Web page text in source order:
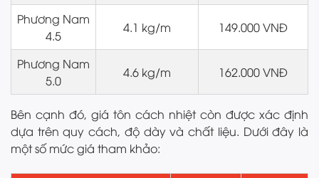
Phương Nam
4.5
4.1 kg/m 149.000 VNĐ
Phương Nam
5.0
4.6 kg/m 162.000 VNĐ
Bên cạnh đó, giá tôn cách nhiệt còn được xác định
dựa trên quy cách, độ dày và chất liệu. Dưới đây là
một số mức giá tham khảo: